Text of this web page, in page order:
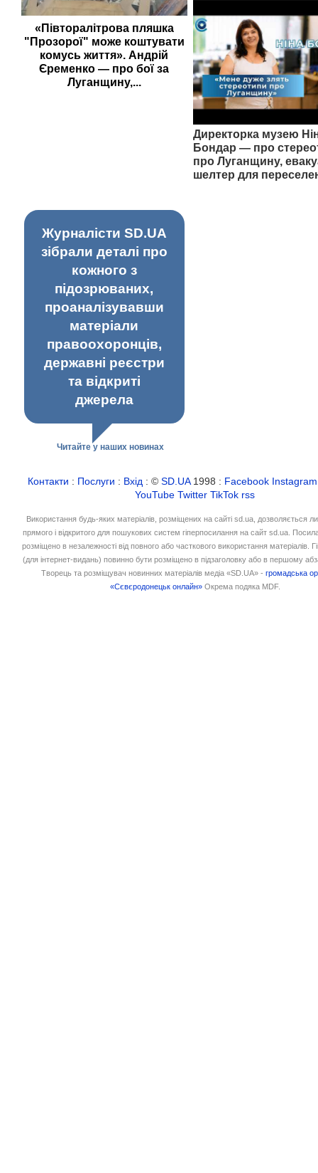
«Півторалітрова пляшка
"Прозорої" може коштувати
комусь життя». Андрій
Єременко — про бої за
Луганщину,...
Директорка музею
Бондар — про
про Луганщину,
шелтер для
Журналісти SD.UA
зібрали деталі про
кожного з
підозрюваних,
проаналізувавши
матеріали
правоохоронців,
державні реєстри
та відкриті
джерела
Читайте у наших новинах
Контакти : Послуги : Вхід : ©SD.UA1998 : Facebook Instagram
YouTube Twitter TikTok rss
Використання будь-яких матеріалів, розміщених на сайті sd.ua, дозволяється
прямого і відкритого для пошукових систем гіперпосилання на сайт sd.ua.
розміщено в незалежності від повного або часткового використання матеріалів.
(для інтернет-видань) повинно бути розміщено в підзаголовку або в першому
Творець та розміщувач новинних матеріалів медіа «SD.UA» -громадська
«Сєвєродонецьк онлайн» Окрема подяка MDF.